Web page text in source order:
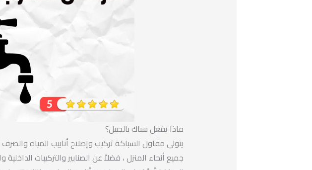
ماذا يفعل سباك بالجبيل؟
يتولى مقاول السباكة تركيب وإصلاح أنابيب المياه
جميع أنحاء المنزل ، فضلاً عن الصنابير والتركيبات